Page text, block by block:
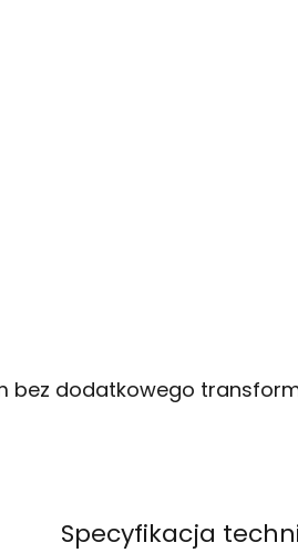
bez dodatkowego
Specyfikacja